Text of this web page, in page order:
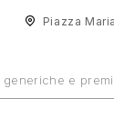
Piazza